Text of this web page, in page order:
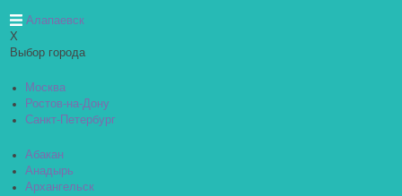
Алапаевск
X
Выбор города
Москва
Ростов-на-Дону
Санкт-Петербург
Абакан
Анадырь
Архангельск